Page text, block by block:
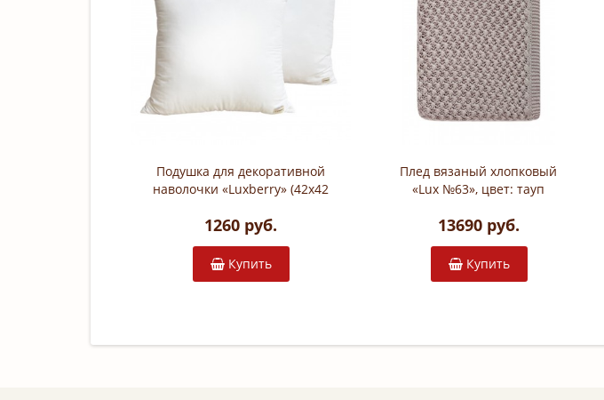
Подушка для декоративной
наволочки «Luxberry» (42х42
холлофайбер; чехол: 50%
1260 руб.
Купить
Плед вязаный хлопковый
«Lux №63», цвет: тауп
13690 руб.
Купить